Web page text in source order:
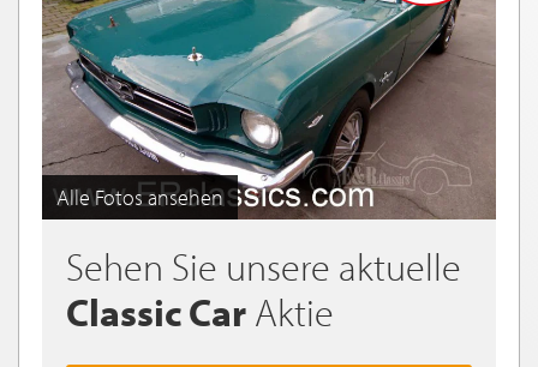
Alle Fotos ansehen
Sehen Sie unsere aktuelle
Classic Car Aktie